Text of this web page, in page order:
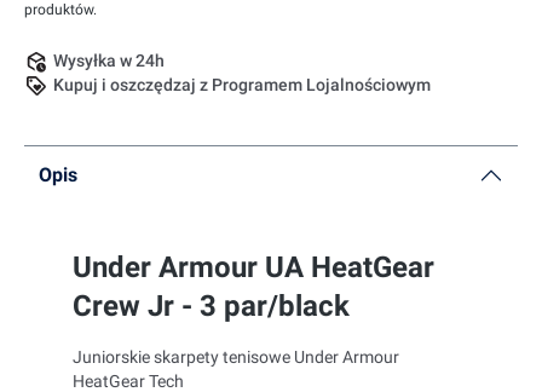
produktów.
Wysyłka w 24h
Kupuj i oszczędzaj z Programem Lojalnościowym
Opis
Under Armour UA HeatGear
Crew Jr - 3 par/black
Juniorskie skarpety tenisowe Under Armour
HeatGear Tech